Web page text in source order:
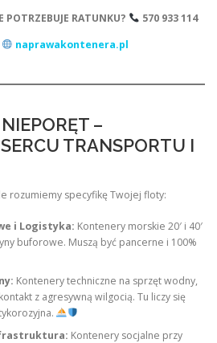
POTRZEBUJE RATUNKU?
570 933 114
naprawakontenera.pl
–
TRANSPORTU I
rozumiemy specyfikę Twojej floty:
i Logistyka: Kontenery morskie 20′ i 40′
buforowe. Muszą być pancerne i 100%
Kontenery techniczne na sprzęt wodny,
z agresywną wilgocią. Tu liczy się
Kontenery socjalne przy